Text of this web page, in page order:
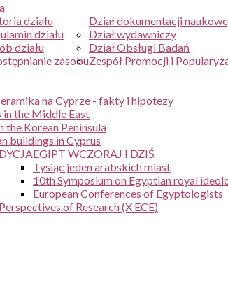
Dział dokumentacji
działu
działu
działu
zasobu
Dział wydawniczy
Dział Obsługi Badań
Zespół Promocji i
na Cyprze - fakty i hipotezy
in the Middle East
the Korean Peninsula
buildings in Cyprus
EGIPT WCZORAJ I DZIŚ
Tysiąc jeden arabskich miast
10th Symposium on Egyptian royal
European Conferences of Egyptologists
of Research (X ECE)